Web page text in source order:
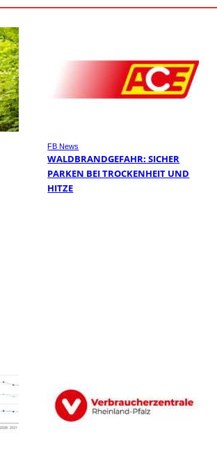
FB News
WALDBRANDGEFAHR: SICHER
PARKEN BEI TROCKENHEIT UND
HITZE